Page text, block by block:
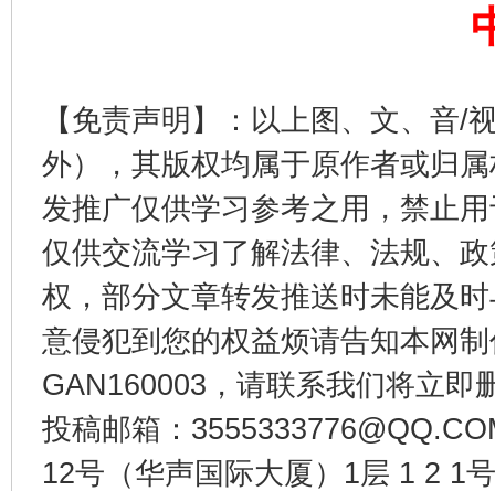
【免责声明】：以上图、文、音/
外），其版权均属于原作者或归
发推广仅供学习参考之用，禁止
仅供交流学习了解法律、法规、
权，部分文章转发推送时未能及
意侵犯到您的权益烦请告知本网
GAN160003，请联系我们将立即
投稿邮箱：
12号（华声国际大厦）1层 1 2 1
在谋一域中谋全局
今
习近平的博鳌关键词
魏明